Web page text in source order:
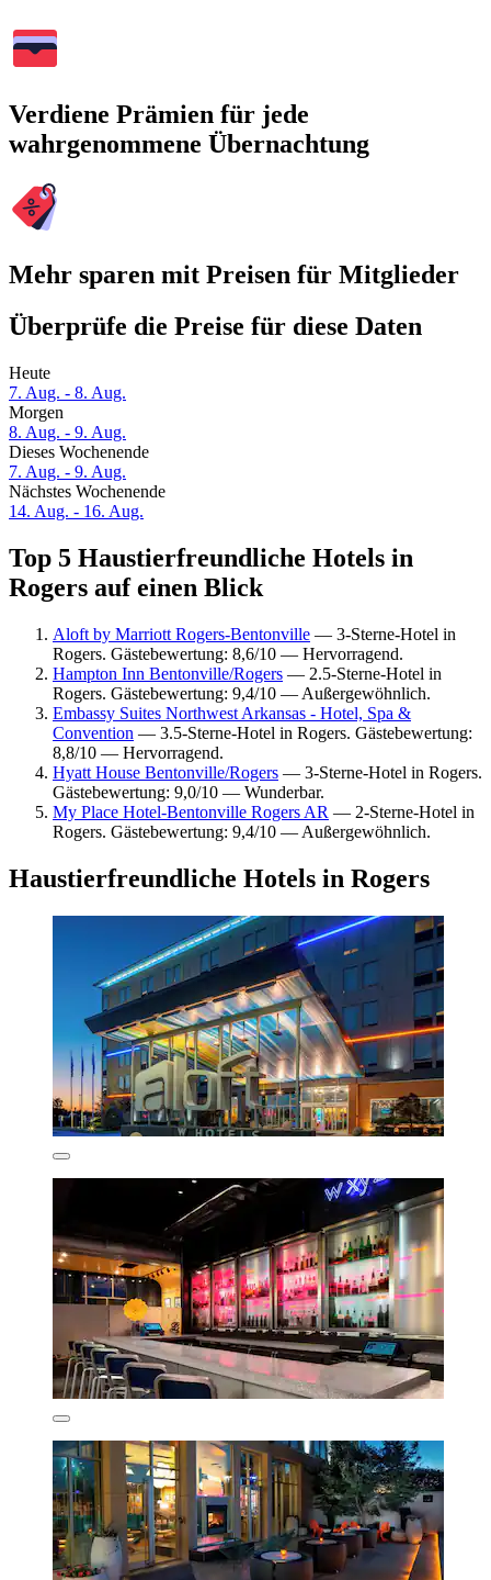
Verdiene Prämien für jede
wahrgenommene Übernachtung
Mehr sparen mit Preisen für Mitglieder
Überprüfe die Preise für diese Daten
Heute
7. Aug. - 8. Aug.
Morgen
8. Aug. - 9. Aug.
Dieses Wochenende
7. Aug. - 9. Aug.
Nächstes Wochenende
14. Aug. - 16. Aug.
Top 5 Haustierfreundliche Hotels in
Rogers auf einen Blick
Aloft by Marriott Rogers-Bentonville — 3-Sterne-Hotel in
Rogers. Gästebewertung: 8,6/10 — Hervorragend.
Hampton Inn Bentonville/Rogers — 2.5-Sterne-Hotel in
Rogers. Gästebewertung: 9,4/10 — Außergewöhnlich.
Embassy Suites Northwest Arkansas - Hotel, Spa &
Convention — 3.5-Sterne-Hotel in Rogers. Gästebewertung:
8,8/10 — Hervorragend.
Hyatt House Bentonville/Rogers — 3-Sterne-Hotel in Rogers.
Gästebewertung: 9,0/10 — Wunderbar.
My Place Hotel-Bentonville Rogers AR — 2-Sterne-Hotel in
Rogers. Gästebewertung: 9,4/10 — Außergewöhnlich.
Haustierfreundliche Hotels in Rogers